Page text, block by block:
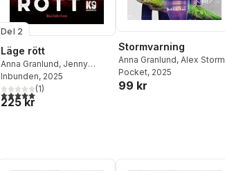
Del 2
Läge rött
Anna Granlund, Jenny
Helldahl
Inbunden, 2025
5,0utav 5 stjärnor. Totalt antal röster:
(1)
225 kr
Stormvarning
Anna Granlund, Alex Storm
Pocket, 2025
99 kr